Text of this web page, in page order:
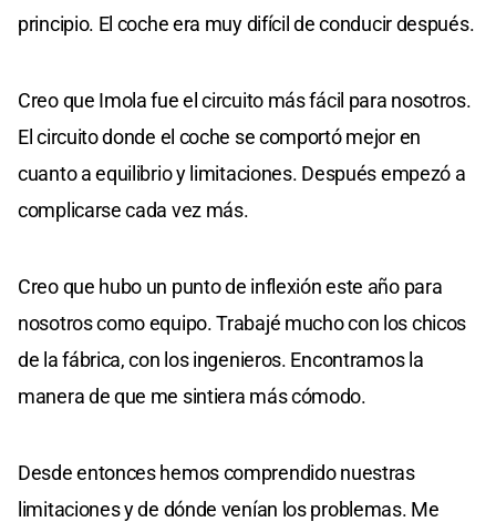
principio. El coche era muy difícil de conducir después.
Creo que Imola fue el circuito más fácil para nosotros.
El circuito donde el coche se comportó mejor en
cuanto a equilibrio y limitaciones. Después empezó a
complicarse cada vez más.
Creo que hubo un punto de inflexión este año para
nosotros como equipo. Trabajé mucho con los chicos
de la fábrica, con los ingenieros. Encontramos la
manera de que me sintiera más cómodo.
Desde entonces hemos comprendido nuestras
limitaciones y de dónde venían los problemas. Me